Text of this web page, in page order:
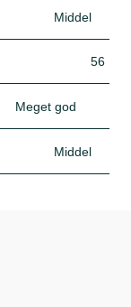
Middel
56
Meget god
Middel